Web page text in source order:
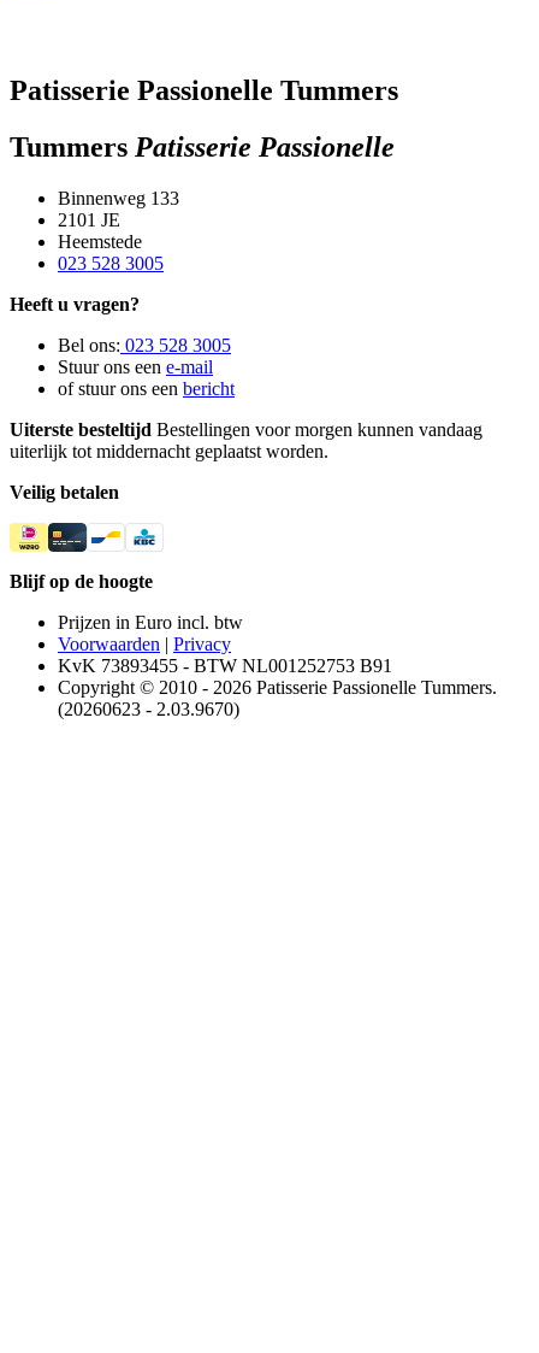
Patisserie Passionelle Tummers
Tummers Patisserie Passionelle
Binnenweg 133
2101 JE
Heemstede
023 528 3005
Heeft u vragen?
Bel ons: 023 528 3005
Stuur ons een e-mail
of stuur ons een bericht
Uiterste besteltijd Bestellingen voor morgen kunnen vandaag
uiterlijk tot middernacht geplaatst worden.
Veilig betalen
Blijf op de hoogte
Prijzen in Euro incl. btw
Voorwaarden | Privacy
KvK 73893455 - BTW NL001252753 B91
Copyright © 2010 - 2026 Patisserie Passionelle Tummers.
(20260623 - 2.03.9670)